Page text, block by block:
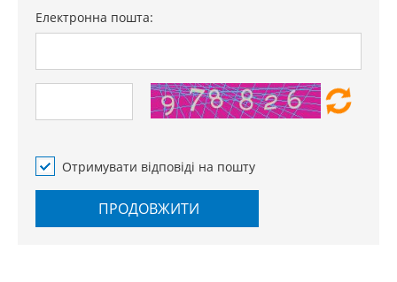
Електронна пошта:
Отримувати відповіді на пошту
ПРОДОВЖИТИ